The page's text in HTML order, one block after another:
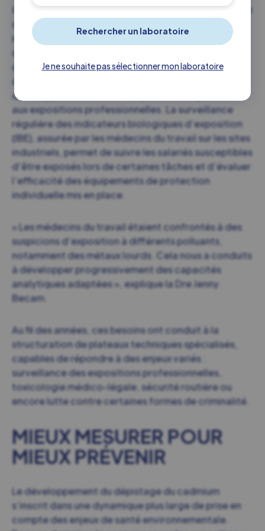
Je ne souhaite pas sélectionner mon laboratoire
Certaines compétences en toxicologie trouvent leur
origine dans des contextes industriels. C’est
notamment le cas dans le sud de la France, autour
de l’étang de Berre et de Fos-sur-Mer, où des
collaborations entre des biologistes médicaux
d’Inovie et des médecins du travail se sont
développées au contact de problématiques liées
aux expositions professionnelles. La surveillance
régulière des indicateurs biologiques d’exposition
(IBE), assurée par les médecins du travail sur les sites
industriels, permet de suivre les salariés susceptibles
d’être exposés lors de certaines tâches et d’évaluer
l’efficacité des équipements de protection
individuelle mis en place.
« Les médecins du travail étaient confrontés à des
suspicions d’exposition à différents polluants,
notamment des métaux lourds. Cela nous a conduits
à développer progressivement des capacités
analytiques adaptées », explique la Dre Jenny
Becam.
Au fil des années, ces besoins ont conduit à la
structuration de plateaux techniques spécialisés,
capables de répondre à des enjeux variés :
surveillance des expositions professionnelles,
toxicologie médico-légale, sécurité routière ou
encore lutte contre certaines formes de criminalité.
MIEUX MESURER POUR
MIEUX PRÉVENIR
Le développement du dépistage du cadmium
s’inscrit dans une dynamique plus large de prise en
compte des enjeux de santé environnementale.